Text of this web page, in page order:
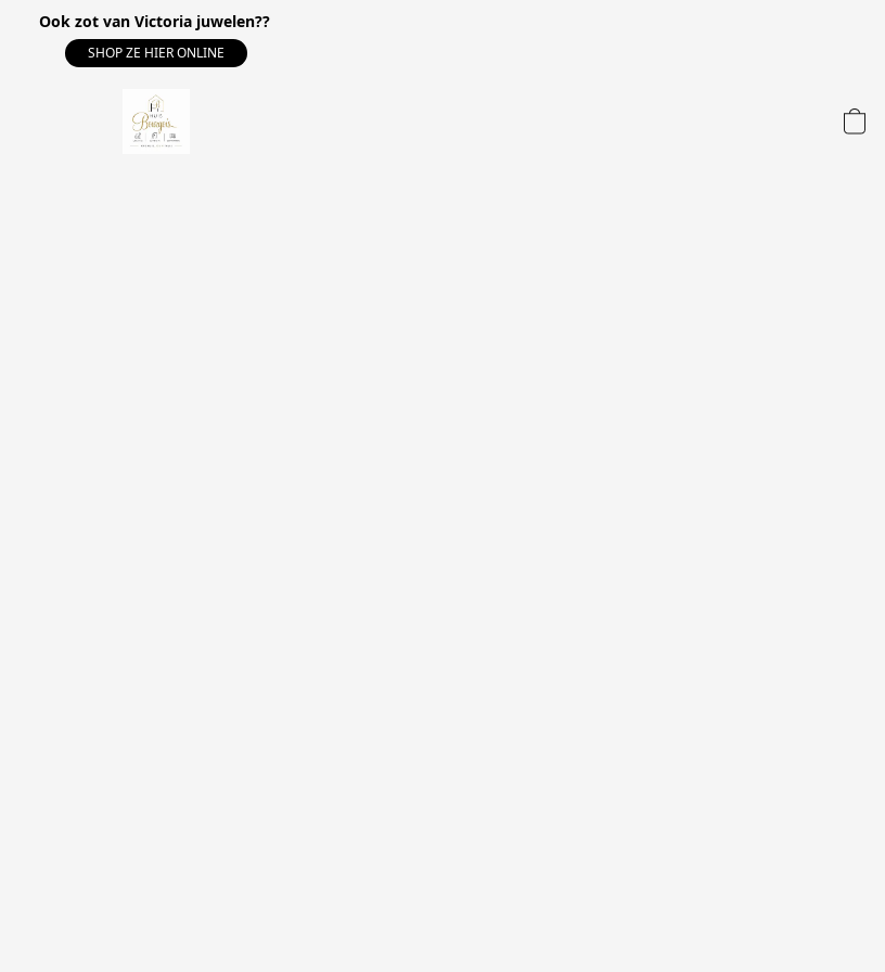
Ook zot van Victoria juwelen??
SHOP ZE HIER ONLINE